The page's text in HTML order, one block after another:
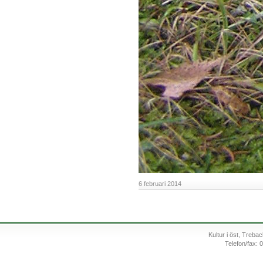
6 februari 2014
Kultur i öst,
Telefon/fax: